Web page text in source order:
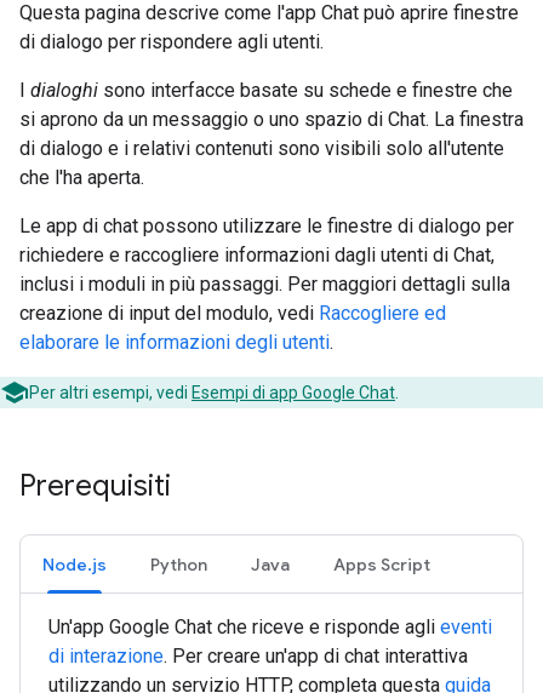
Questa pagina descrive come l'app Chat può aprire finestre
di dialogo per rispondere agli utenti.
I dialoghi sono interfacce basate su schede e finestre che
si aprono da un messaggio o uno spazio di Chat. La finestra
di dialogo e i relativi contenuti sono visibili solo all'utente
che l'ha aperta.
Le app di chat possono utilizzare le finestre di dialogo per
richiedere e raccogliere informazioni dagli utenti di Chat,
inclusi i moduli in più passaggi. Per maggiori dettagli sulla
creazione di input del modulo, vedi Raccogliere ed
elaborare le informazioni degli utenti.
Per altri esempi, vedi Esempi di app Google Chat
Prerequisiti
Node.js Python Java Apps Script
Un'app Google Chat che riceve e risponde agli eventi
di interazione. Per creare un'app di chat interattiva
utilizzando un servizio HTTP, completa questa guida